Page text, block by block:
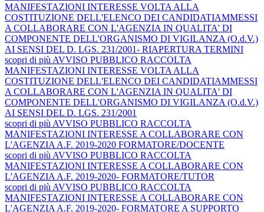
MANIFESTAZIONI INTERESSE VOLTA ALLA
COSTITUZIONE DELL'ELENCO DEI CANDIDATIAMMESSI
A COLLABORARE CON L'AGENZIA IN QUALITA' DI
COMPONENTE DELL'ORGANISMO DI VIGILANZA (O.d.V.)
AI SENSI DEL D. LGS. 231/2001- RIAPERTURA TERMINI
scopri di più AVVISO PUBBLICO RACCOLTA
MANIFESTAZIONI INTERESSE VOLTA ALLA
COSTITUZIONE DELL'ELENCO DEI CANDIDATIAMMESSI
A COLLABORARE CON L'AGENZIA IN QUALITA' DI
COMPONENTE DELL'ORGANISMO DI VIGILANZA (O.d.V.)
AI SENSI DEL D. LGS. 231/2001
scopri di più AVVISO PUBBLICO RACCOLTA
MANIFESTAZIONI INTERESSE A COLLABORARE CON
L'AGENZIA A.F. 2019-2020 FORMATORE/DOCENTE
scopri di più AVVISO PUBBLICO RACCOLTA
MANIFESTAZIONI INTERESSE A COLLABORARE CON
L'AGENZIA A.F. 2019-2020- FORMATORE/TUTOR
scopri di più AVVISO PUBBLICO RACCOLTA
MANIFESTAZIONI INTERESSE A COLLABORARE CON
L'AGENZIA A.F. 2019-2020- FORMATORE A SUPPORTO